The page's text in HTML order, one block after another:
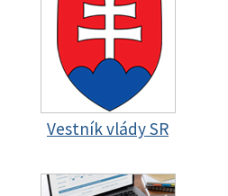
Vestník vlády SR